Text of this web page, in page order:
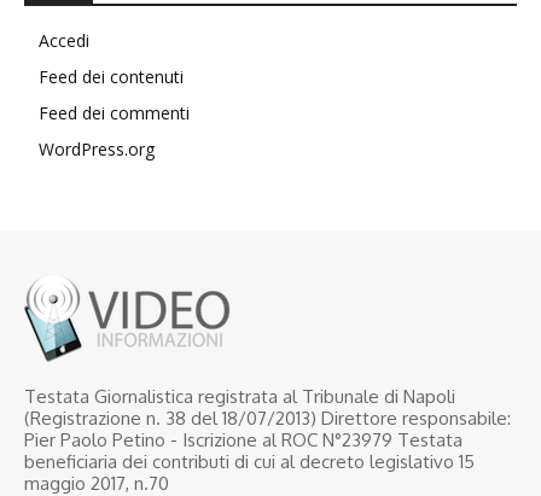
Accedi
Feed dei contenuti
Feed dei commenti
WordPress.org
Testata Giornalistica registrata al Tribunale di Napoli
(Registrazione n. 38 del 18/07/2013) Direttore responsabile:
Pier Paolo Petino - Iscrizione al ROC N°23979 Testata
beneficiaria dei contributi di cui al decreto legislativo 15
maggio 2017, n.70